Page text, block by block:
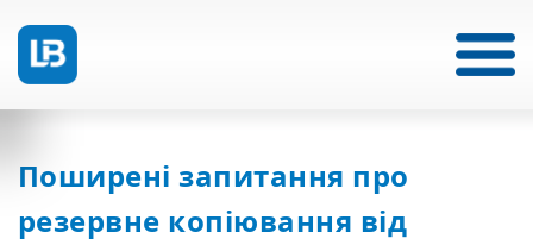
Поширені запитання про
резервне копіювання від